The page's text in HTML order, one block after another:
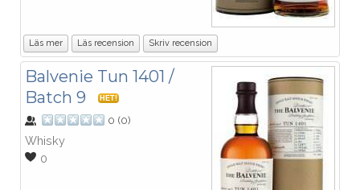
Läs mer Läs recension Skriv recension
Balvenie Tun 1401 /
Batch 9
HET!
0 (0)
Whisky
0